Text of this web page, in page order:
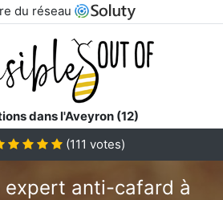
du réseau
dans l'Aveyron (12)
(111 votes)
expert anti-cafard à